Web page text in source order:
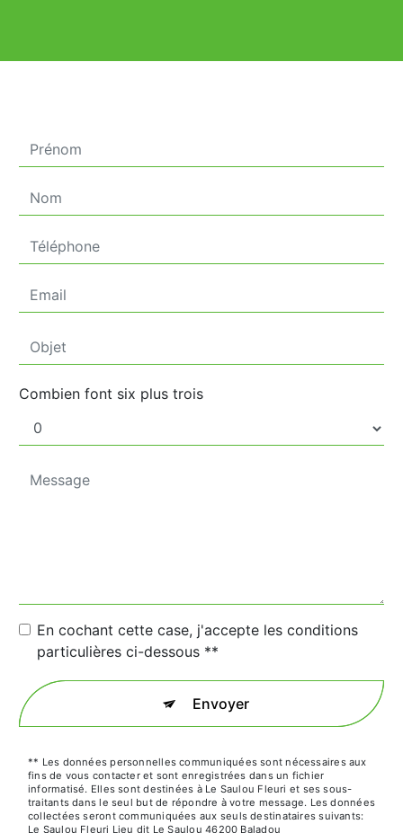
Combien font six plus trois
En cochant cette case, j'accepte les conditions
particulières ci-dessous **
Envoyer
** Les données personnelles communiquées sont nécessaires aux
fins de vous contacter et sont enregistrées dans un fichier
informatisé. Elles sont destinées à Le Saulou Fleuri et ses sous-
traitants dans le seul but de répondre à votre message. Les données
collectées seront communiquées aux seuls destinataires suivants:
Le Saulou Fleuri Lieu dit Le Saulou 46200 Baladou